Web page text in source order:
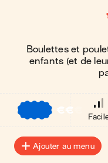
Boulettes et
enfants (et de
€€
Ajouter au menu